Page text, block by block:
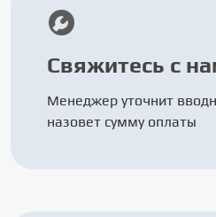
Свяжитесь с
Менеджер уточнит
назовет сумму оплаты